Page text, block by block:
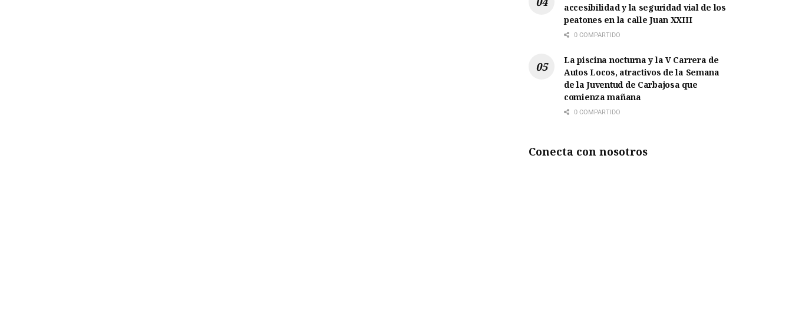
accesibilidad y la seguridad vial de los
peatones en la calle Juan XXIII
0 COMPARTIDO
La piscina nocturna y la V Carrera de
Autos Locos, atractivos de la Semana
de la Juventud de Carbajosa que
comienza mañana
0 COMPARTIDO
Conecta con nosotros